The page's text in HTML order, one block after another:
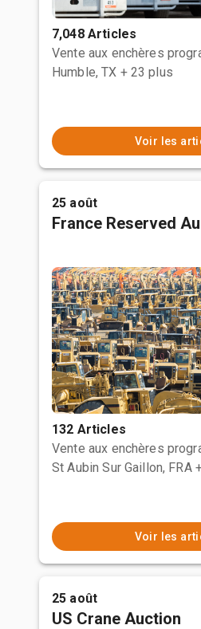
7,048 Articles
Vente aux enchères
Humble, TX + 23 plus
Voir les
25 août
France Reserved
132 Articles
Vente aux enchères
St Aubin Sur Gaillon, FRA
Voir les
25 août
US Crane Auction